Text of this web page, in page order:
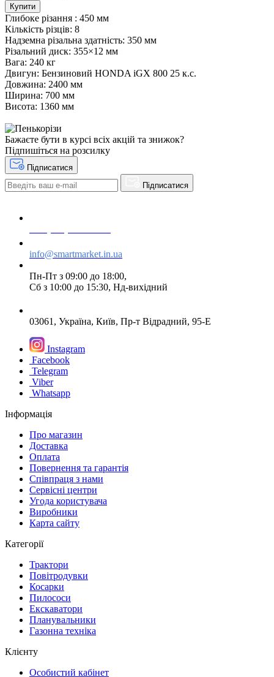
Купити
Глибоке різання : 450 мм
Кількість різців: 8
Надземна різальна здатність: 350 мм
Різальний диск: 355×12 мм
Вага: 240 кг
Двигун: Бензиновий HONDA iGX 800 25 к.с.
Довжина: 2400 мм
Ширина: 700 мм
Висота: 1360 мм
Бажаєте бути в курсі всіх акцій та знижок?
Підпишіться на розсилку
Підписатися
Підписатися
info@smartmarket.in.ua
Пн-Пт з 09:00 до 18:00,
Сб з 10:00 до 15:30, Нд-вихідний
03061, Україна, Київ, Пр-т Відрадний, 95-Е
Instagram
Facebook
Telegram
Viber
Whatsapp
Інформація
Про магазин
Доставка
Оплата
Повернення та гарантія
Співпраця з нами
Сервісні центри
Угода користувача
Виробники
Карта сайту
Категорії
Трактори
Повітродувки
Косарки
Пилососи
Екскаватори
Планувальники
Газонна техніка
Клієнту
Особистий кабінет